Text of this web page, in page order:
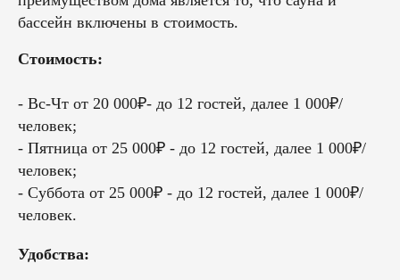
бассейн включены в стоимость.
Стоимость:
- Вс-Чт от 20 000₽- до 12 гостей, далее 1 000₽/
человек;
- Пятница от 25 000₽ - до 12 гостей, далее 1 000₽/
человек;
- Суббота от 25 000₽ - до 12 гостей, далее 1 000₽/
человек.
Удобства: